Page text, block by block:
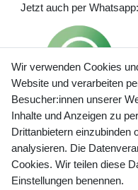
Jetzt auch per Whatsapp:
Preisangaben inkl.
Versandkosten
Wir verwenden Cookies
Website und verarbeiten
Besucher:innen unserer
Inhalte und Anzeigen zu
Drittanbietern einzubinden
analysieren. Die
Cookies. Wir teilen diese
Einstellungen benennen.